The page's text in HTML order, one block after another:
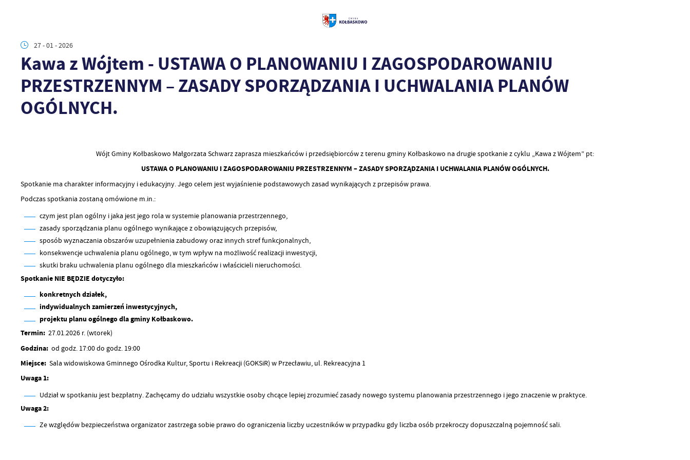
27 - 01 - 2026
Kawa z Wójtem - USTAWA O PLANOWANIU I ZAGOSPODAROWANIU
PRZESTRZENNYM – ZASADY SPORZĄDZANIA I UCHWALANIA PLANÓW
OGÓLNYCH.
Wójt Gminy Kołbaskowo Małgorzata Schwarz zaprasza mieszkańców i przedsiębiorców z terenu gminy Kołbaskowo na drugie spotkanie z cyklu „Kawa z Wójtem” pt:
USTAWA O PLANOWANIU I ZAGOSPODAROWANIU PRZESTRZENNYM – ZASADY SPORZĄDZANIA I UCHWALANIA PLANÓW OGÓLNYCH.
Spotkanie ma charakter informacyjny i edukacyjny. Jego celem jest wyjaśnienie podstawowych zasad wynikających z przepisów prawa.
Podczas spotkania zostaną omówione m.in.:
czym jest plan ogólny i jaka jest jego rola w systemie planowania przestrzennego,
zasady sporządzania planu ogólnego wynikające z obowiązujących przepisów,
sposób wyznaczania obszarów uzupełnienia zabudowy oraz innych stref funkcjonalnych,
konsekwencje uchwalenia planu ogólnego, w tym wpływ na możliwość realizacji inwestycji,
skutki braku uchwalenia planu ogólnego dla mieszkańców i właścicieli nieruchomości.
Spotkanie NIE BĘDZIE dotyczyło:
konkretnych działek,
indywidualnych zamierzeń inwestycyjnych,
projektu planu ogólnego dla gminy Kołbaskowo.
Termin: 27.01.2026 r. (wtorek)
Godzina: od godz. 17:00 do godz. 19:00
Miejsce: Sala widowiskowa Gminnego Ośrodka Kultur, Sportu i Rekreacji (GOKSiR) w Przecławiu, ul. Rekreacyjna 1
Uwaga 1:
Udział w spotkaniu jest bezpłatny. Zachęcamy do udziału wszystkie osoby chcące lepiej zrozumieć zasady nowego systemu planowania przestrzennego i jego znaczenie w praktyce.
Uwaga 2:
Ze względów bezpieczeństwa organizator zastrzega sobie prawo do ograniczenia liczby uczestników w przypadku gdy liczba osób przekroczy dopuszczalną pojemność sali.